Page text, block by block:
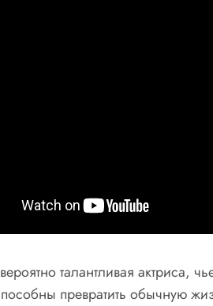
талантливая актриса,
превратить обычную